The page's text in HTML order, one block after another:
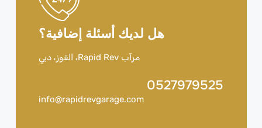
هل لديك أسئلة إضافية؟
مرآب Rapid Rev، القوز، دبي
0527979525
info@rapidrevgarage.com